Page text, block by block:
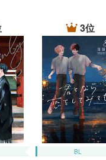
3位
BL